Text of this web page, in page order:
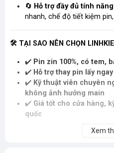
🔄 Hỗ trợ đầy đủ tính
nhanh, chế độ tiết kiệm
🛠 TẠI SAO NÊN CHỌN
✔️ Pin zin 100%, có tem,
✔️ Hỗ trợ thay pin lấy
✔️ Kỹ thuật viên chuyên
không ảnh hưởng main
✔️ Giá tốt cho cửa hàng,
quốc
Xem